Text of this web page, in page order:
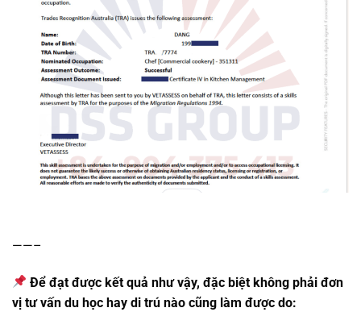
——–
Để đạt được kết quả như vậy, đặc biệt không phải đơn
vị tư vấn du học hay di trú nào cũng làm được do: